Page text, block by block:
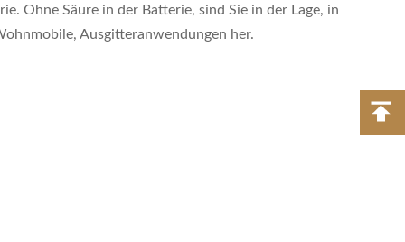
Ohne Säure in der Batterie, sind Sie in der Lage, in
Ausgitteranwendungen her.